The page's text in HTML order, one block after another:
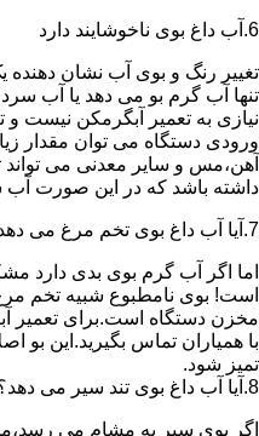
6.آب داغ بوی ناخوشایند دارد
تغییر رنگ و بوی آب نشان
تنها آب گرم بو می دهد یا آب
نیازی به تعمیر آبگرمکن نیست و
ورودی دستگاه می توان مقدار
آهن،مس و سایر معدنی می تواند
داشته باشد که در این صورت
7.آیا آب داغ بوی تخم مرغ می دهد؟
اما اگر آب گرم بوی بدی دارد
است! بوی نامطبوع شبیه تخم
مخزن دستگاه است.برای
با همیاران تماس بگیرید.این بو
تمیز شود.
8.آیا آب داغ بوی تند سیر می دهد؟
اگر بوی سیر به مشام می